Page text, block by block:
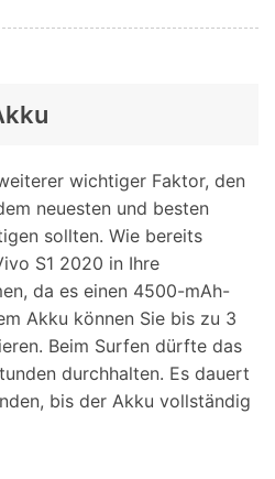
wichtiger Faktor, den
neuesten und besten
sollten. Wie bereits
S1 2020 in Ihre
da es einen 4500-mAh-
Akku können Sie bis zu 3
Beim Surfen dürfte das
durchhalten. Es dauert
bis der Akku vollständig